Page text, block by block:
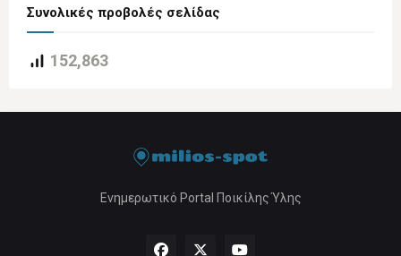
Συνολικές προβολές σελίδας
152,863
Ενημερωτικό Portal Ποικίλης Ύλης